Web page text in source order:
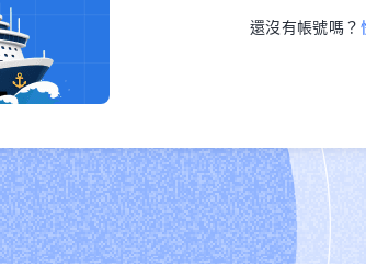
還沒有帳號嗎？